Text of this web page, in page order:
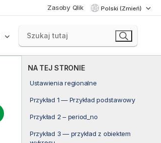
Zasoby Qlik Polski (Zmień)
NA TEJ STRONIE
Ustawienia regionalne
Przykład 1 — Przykład podstawowy
Przykład 2 – period_no
Przykład 3 — przykład z obiektem